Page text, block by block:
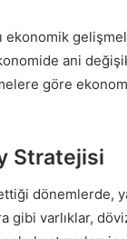
ekonomik
ani
göre
Stratejisi
dönemlerde,
varlıklar,